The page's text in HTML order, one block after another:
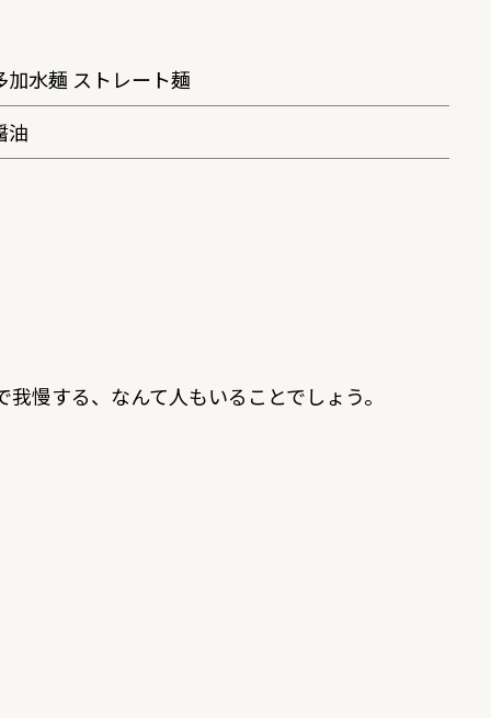
加水麺 ストレート麺
油
慢する、なんて人もいることでしょう。